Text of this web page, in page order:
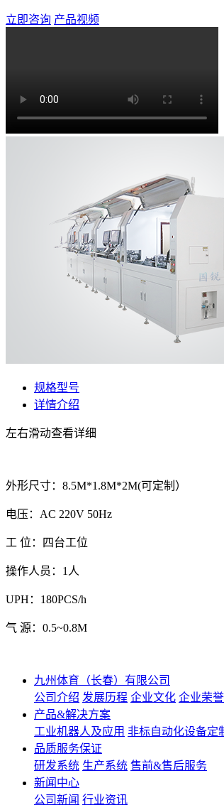
立即咨询 产品视频
规格型号
详情介绍
左右滑动查看详细
外形尺寸：8.5M*1.8M*2M(可定制）
电压：AC 220V 50Hz
工 位：四台工位
操作人员：1人
UPH：180PCS/h
气 源：0.5~0.8M
九州体育（长春）有限公司
公司介绍 发展历程 企业文化 企业荣誉
产品&解决方案
工业机器人及应用 非标自动化设备定
品质服务保证
研发系统 生产系统 售前&售后服务
新闻中心
公司新闻 行业资讯